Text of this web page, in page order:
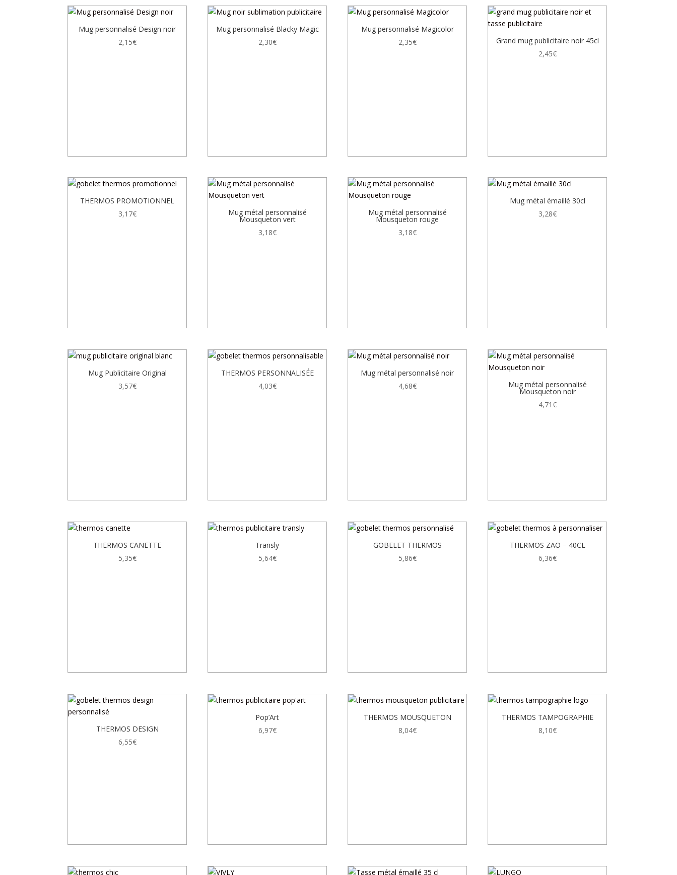
Mug personnalisé Design noir
2,15€
Mug personnalisé Blacky Magic
2,30€
Mug personnalisé Magicolor
2,35€
Grand mug publicitaire noir 45cl
2,45€
THERMOS PROMOTIONNEL
3,17€ Mug métal personnalisé
Mousqueton vert
3,18€
Mug métal personnalisé
Mousqueton rouge
3,18€
Mug métal émaillé 30cl
3,28€
Mug Publicitaire Original
3,57€
THERMOS PERSONNALISÉE
4,03€
Mug métal personnalisé noir
4,68€ Mug métal personnalisé
Mousqueton noir
4,71€
THERMOS CANETTE
5,35€
Transly
5,64€
GOBELET THERMOS
5,86€
THERMOS ZAO – 40CL
6,36€
THERMOS DESIGN
6,55€
Pop’Art
6,97€
THERMOS MOUSQUETON
8,04€
THERMOS TAMPOGRAPHIE
8,10€